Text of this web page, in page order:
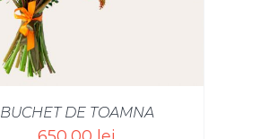
BUCHET DE TOAMNA